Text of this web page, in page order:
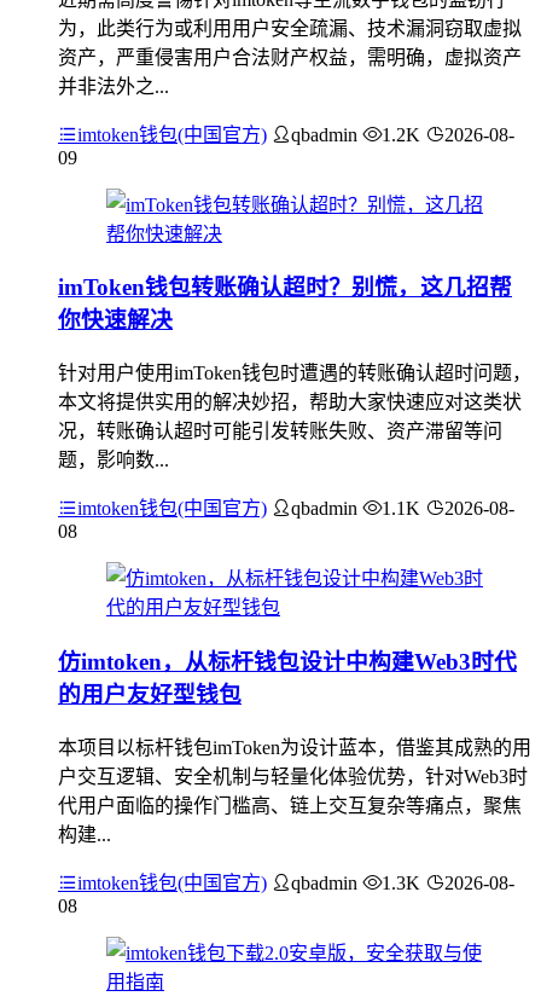
为，此类行为或利用用户安全疏漏、技术漏洞窃取虚拟
资产，严重侵害用户合法财产权益，需明确，虚拟资产
并非法外之...
imtoken钱包(中国官方) qbadmin 1.2K
2026-08-
09
imToken钱包转账确认超时？别慌，这几招帮
你快速解决
针对用户使用imToken钱包时遭遇的转账确认超时问题，
本文将提供实用的解决妙招，帮助大家快速应对这类状
况，转账确认超时可能引发转账失败、资产滞留等问
题，影响数...
imtoken钱包(中国官方) qbadmin 1.1K
2026-08-
08
仿imtoken，从标杆钱包设计中构建Web3时代
的用户友好型钱包
本项目以标杆钱包imToken为设计蓝本，借鉴其成熟的用
户交互逻辑、安全机制与轻量化体验优势，针对Web3时
代用户面临的操作门槛高、链上交互复杂等痛点，聚焦
构建...
imtoken钱包(中国官方) qbadmin 1.3K
2026-08-
08